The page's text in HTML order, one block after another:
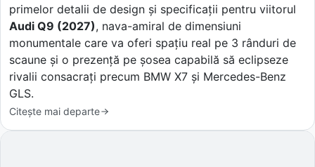
primelor detalii de design și specificații pentru viitorul
Audi Q9 (2027), nava-amiral de dimensiuni
monumentale care va oferi spațiu real pe 3 rânduri de
scaune și o prezență pe șosea capabilă să eclipseze
rivalii consacrați precum BMW X7 și Mercedes-Benz
GLS.
Citește mai departe